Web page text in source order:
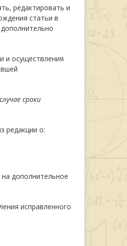
редактировать и
статьи в
и осуществления
сроки
редакции о:
дополнительное
исправленного